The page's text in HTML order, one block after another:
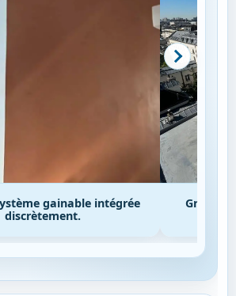
gainable intégrée
discrètement.
Groupe